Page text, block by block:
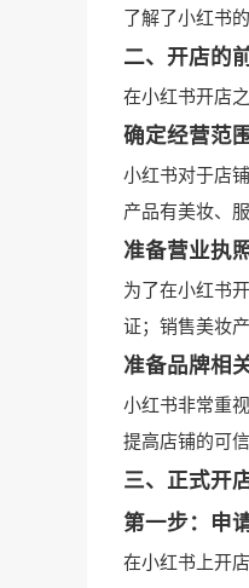
了解了小红书
二、开店的
在小红书开店
确定经营范
小红书对于店
产品有美妆、
准备营业执
为了在小红书
证；销售美妆
准备品牌相
小红书非常重
提高店铺的可
三、正式开
第一步：申
在小红书上开